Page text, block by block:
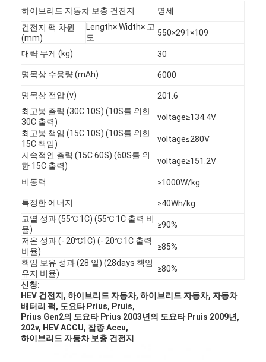
하이브리드 자동차 보충 건전지
명세
건전지 팩 차원
(mm)
Length× Width× 고
도
550×291×109
대략 무게 (kg) 30
명목상 수용량 (mAh) 6000
명목상 전압 (v)
201.6
최고봉 출력 (30C 10S) (10S를 위한
30C 출력)
voltage≥134.4V
최고봉 책임 (15C 10S) (10S를 위한
15C 책임)
voltage≤280V
지속적인 출력 (15C 60S) (60S를 위
한 15C 출력)
voltage≥151.2V
비동력 ≥1000W/kg
특정한 에너지
≥40Wh/kg
고열 성과 (55℃ 1C) (55℃ 1C 출력 비
율)
≥90%
저온 성과 (- 20℃1C) (- 20℃ 1C 출력
비율)
≥85%
책임 보유 성과 (28 일) (28days 책임
유지 비율)
≥80%
신청:
HEV 건전지, 하이브리드 자동차, 하이브리드 자동차, 자동차
배터리 팩, 도요타 Prius, Pruis,
Prius Gen2의 도요타 Prius 2003년의 도요타 Pruis 2009년,
202v, HEV ACCU, 잡종 Accu,
하이브리드 자동차 보충 건전지